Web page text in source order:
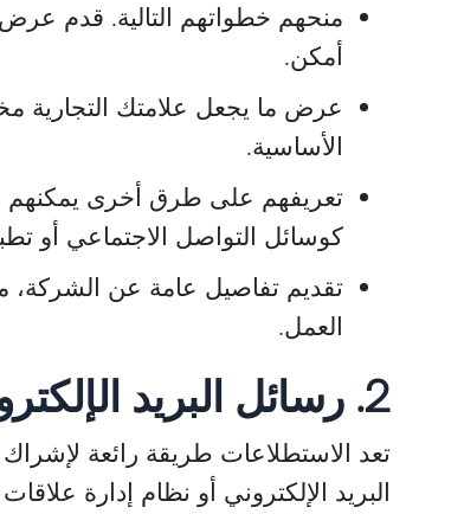
منحهم خطواتهم التالية. قدم
أمكن.
عرض ما يجعل علامتك التجارية
الأساسية.
تعريفهم على طرق أخرى يمكنهم
كوسائل التواصل الاجتماعي أو
تقديم تفاصيل عامة عن الشركة،
العمل.
2. رسائل البريد الإلكتروني الاستطلاعية
تعد الاستطلاعات طريقة رائعة
البريد الإلكتروني أو نظام إدارة
أنتوني فولمر
Integrity Factoring